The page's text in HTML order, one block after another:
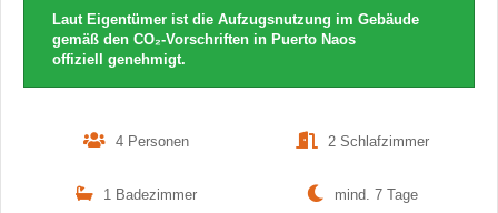
Laut Eigentümer ist die Aufzugsnutzung im Gebäude
gemäß den CO₂-Vorschriften in Puerto Naos
offiziell genehmigt.
4 Personen 2 Schlafzimmer
1 Badezimmer mind. 7 Tage